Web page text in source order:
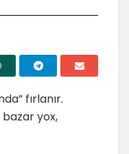
fırlanır.
yox,